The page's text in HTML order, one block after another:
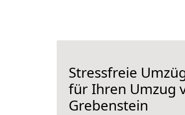
Stressfreie
für Ihren Umzug
Grebenstein